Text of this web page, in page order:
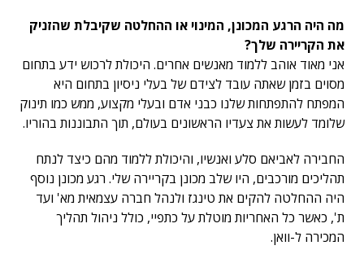
מה היה הרגע המכונן, המינוי או ההחלטה שקיבלת שהזניק
את הקריירה שלך?
אני מאוד אוהב ללמוד מאנשים אחרים. היכולת לרכוש ידע בתחום
מסוים בזמן שאתה עובד לצידם של בעלי ניסיון בתחום היא
המפתח להתפתחות שלנו כבני אדם ובעלי מקצוע, ממש כמו תינוק
שלומד לעשות את צעדיו הראשונים בעולם, תוך התבוננות בהוריו.
החבירה לאביאם סלע ואנשיו, והיכולת ללמוד מהם כיצד לנתח
תהליכים מורכבים, היו שלב מכונן בקריירה שלי. רגע מכונן נוסף
היה ההחלטה להקים את טינגז ולנהל חברה עצמאית מא' ועד
ת', כאשר כל האחריות מוטלת על כתפיי, כולל ניהול תהליך
המכירה ל-וואן.